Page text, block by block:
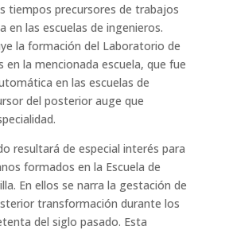
tiempos precursores de trabajos
en las escuelas de ingenieros.
la formación del Laboratorio de
en la mencionada escuela, que fue
en las escuelas de
del posterior auge que
resultará de especial interés para
formados en la Escuela de
En ellos se narra la gestación de
transformación durante los
del siglo pasado. Esta